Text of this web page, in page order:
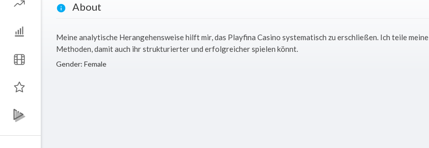
About
Meine analytische Herangehensweise hilft mir, das Playfina Casino systematisch zu erschließen. Ich teile meine
Methoden, damit auch ihr strukturierter und erfolgreicher spielen könnt.
Gender: Female